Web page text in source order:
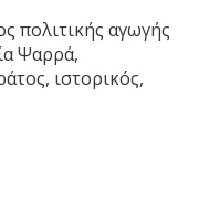
πολιτικής αγωγής
Ψαρρά,
ιστορικός,